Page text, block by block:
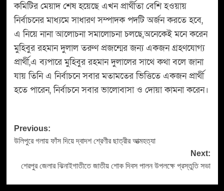
কমিটির মেয়াদ শেষ হয়েছে এখন প্রার্থীতা বেশি হওয়ায়
নির্বাচনের মাধ্যমে সাধারণ সম্পাদক পদটি অর্জন করতে হবে,
এ নিয়ে নানা আলোচনা সমালোচনা চলছে,অনেকেই মনে করেন
মুহিবুর রহমান দুলাল তরুণ প্রজন্মের জন্য একজন গ্রহণযোগ্য
প্রার্থী,এ ব্যপারে মুহিবুর রহমান দুলালের সাথে কথা বলে জানা
যায় তিনি এ নির্বাচনে সবার মতামতের ভিত্তিতে একজন প্রার্থী
হতে পারেন, নির্বাচনে সবার ভালোবাসা ও দোয়া কামনা করেন।
Previous:
উলিপুরে গলায় ফাঁস দিয়ে দ্বাদশ শ্রেণীর ছাত্রীর আত্মহত্যা
Next:
শেরপুর জেলার ঝিনাইগাতীতে জাতীয় শোক দিবস পালন উপলক্ষে প্রস্তুতি সভা